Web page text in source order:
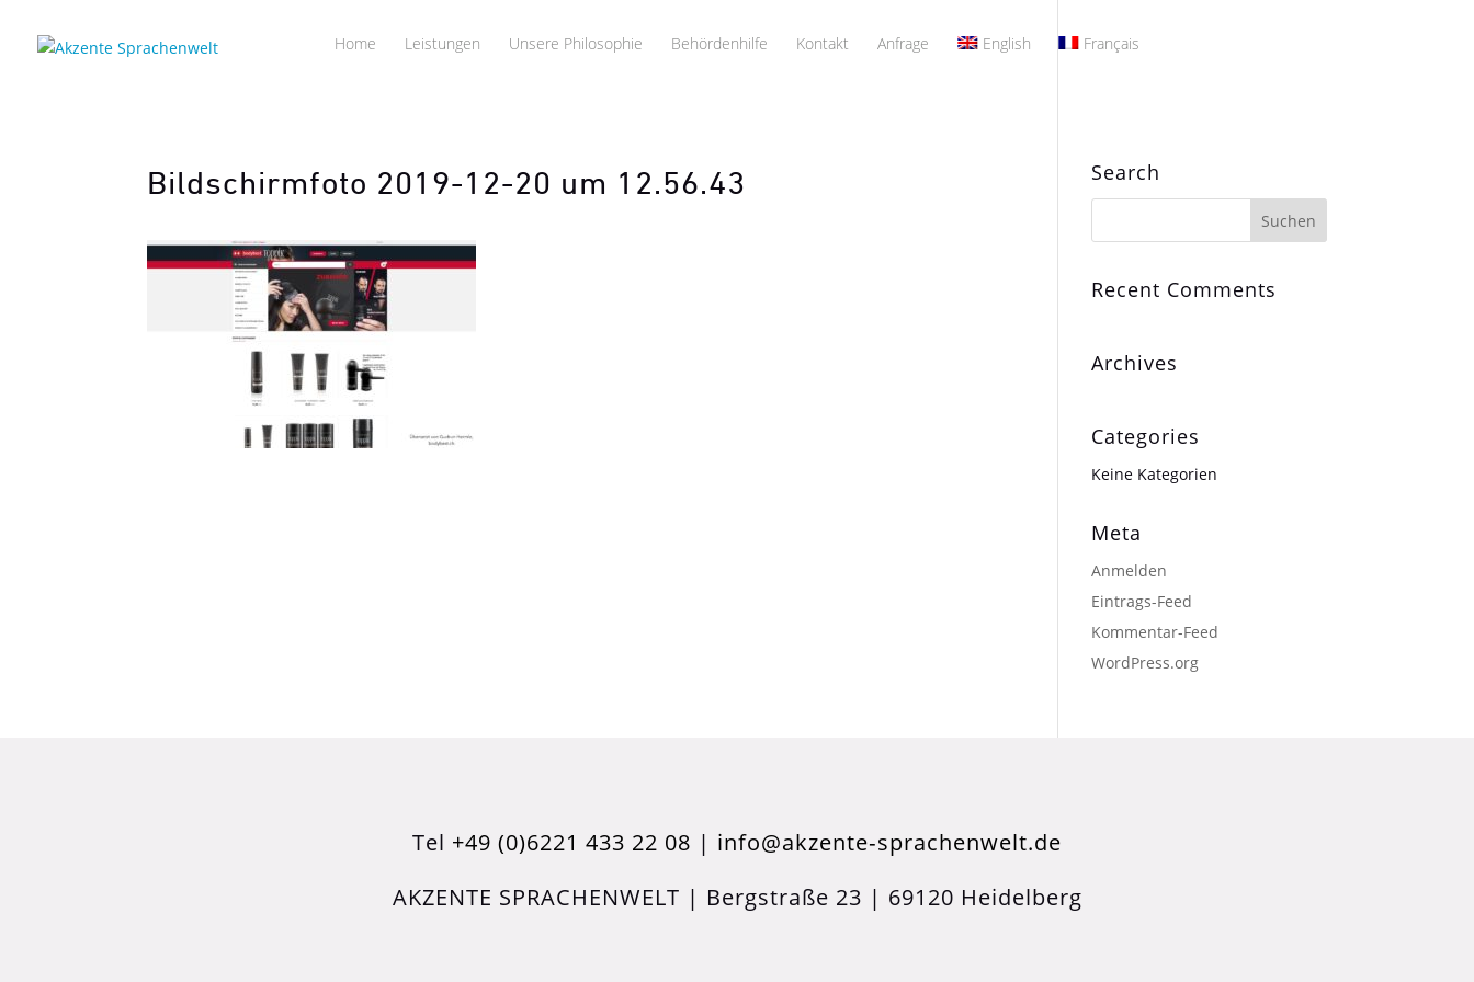
Home Leistungen Unsere Philosophie Behördenhilfe Kontakt Anfrage English Français
Bildschirmfoto 2019-12-20 um 12.56.43 Search
Recent Comments
Archives
Categories
Keine Kategorien
Meta
Anmelden
Eintrags-Feed
Kommentar-Feed
WordPress.org
Tel +49 (0)6221 433 22 08 | info@akzente‑sprachenwelt.de
AKZENTE SPRACHENWELT | Bergstraße 23 | 69120 Heidelberg